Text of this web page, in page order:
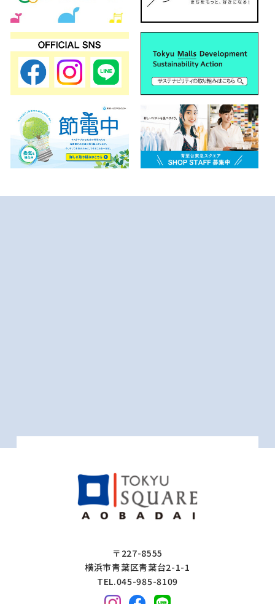
〒227-8555
横浜市青葉区青葉台2-1-1
TEL.045-985-8109